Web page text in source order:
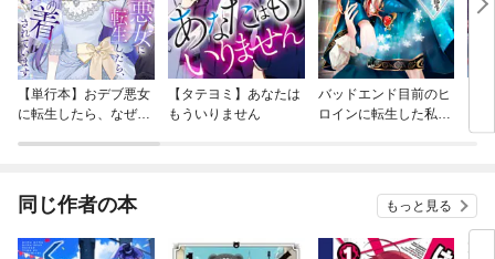
【単行本】おデブ悪女
に転生したら、なぜか
【タテヨミ】あなたは
もういりません
バッドエンド目前のヒ
ロインに転生した私、
同じ作者の本 もっと見る